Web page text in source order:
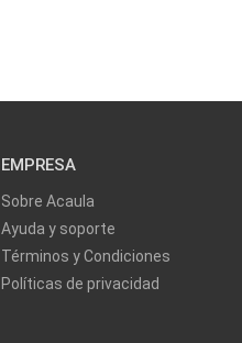
EMPRESA
Sobre Acaula
Ayuda y soporte
Términos y Condiciones
Políticas de privacidad